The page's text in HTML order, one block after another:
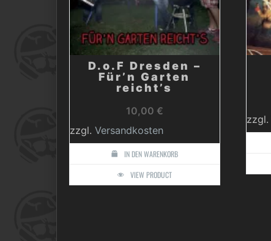
D.o.F Dresden –
Für’n Garten
reicht’s
10,00 €
zzgl. Versandkosten
IN DEN WARENKORB
VIEW PRODUCT
zzgl.